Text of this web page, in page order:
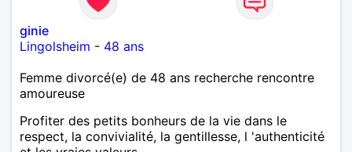
ginie
Lingolsheim - 48 ans
Femme divorcé(e) de 48 ans recherche rencontre
amoureuse
Profiter des petits bonheurs de la vie dans le
respect, la convivialité, la gentillesse, l 'authenticité